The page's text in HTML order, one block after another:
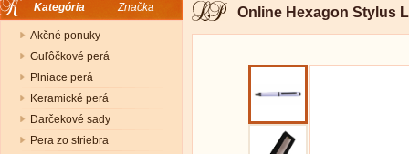
Kategória Značka
Akčné ponuky
Guľôčkové perá
Plniace perá
Keramické perá
Darčekové sady
Pera zo striebra
Online Hexagon Stylus